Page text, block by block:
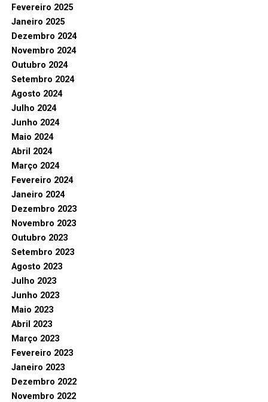
Fevereiro 2025
Janeiro 2025
Dezembro 2024
Novembro 2024
Outubro 2024
Setembro 2024
Agosto 2024
Julho 2024
Junho 2024
Maio 2024
Abril 2024
Março 2024
Fevereiro 2024
Janeiro 2024
Dezembro 2023
Novembro 2023
Outubro 2023
Setembro 2023
Agosto 2023
Julho 2023
Junho 2023
Maio 2023
Abril 2023
Março 2023
Fevereiro 2023
Janeiro 2023
Dezembro 2022
Novembro 2022